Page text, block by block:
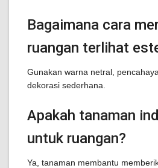
Bagaimana cara
ruangan terlihat
Gunakan warna netral,
dekorasi sederhana.
Apakah tanaman
untuk ruangan?
Ya, tanaman membantu